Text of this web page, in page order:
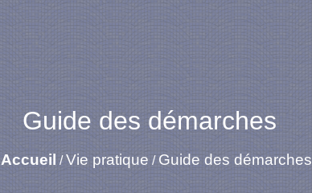
Guide des démarches
Accueil /Vie pratique / Guide des démarches